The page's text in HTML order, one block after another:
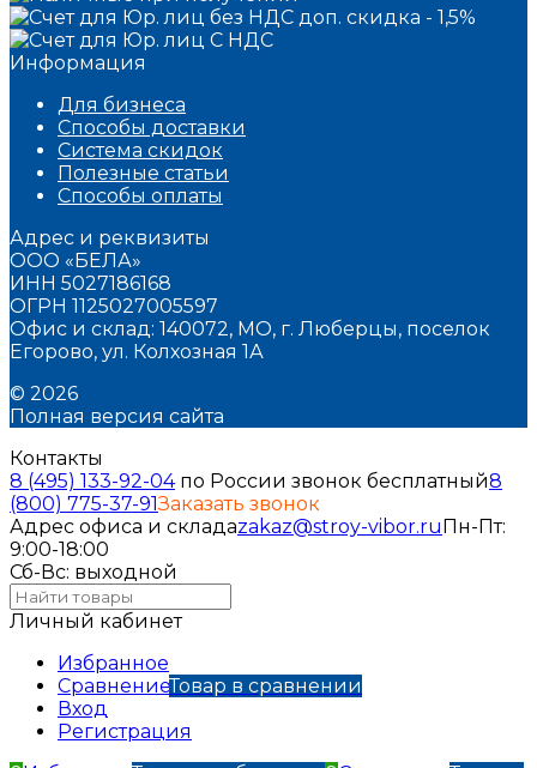
Информация
Для бизнеса
Способы доставки
Система скидок
Полезные статьи
Способы оплаты
Адрес и реквизиты
ООО «БЕЛА»
ИНН 5027186168
ОГРН 1125027005597
Офис и склад: 140072, МО, г. Люберцы, поселок
Егорово, ул. Колхозная 1А
© 2026
Полная версия сайта
Контакты
8 (495) 133-92-04по России звонок бесплатный8
(800) 775-37-91Заказать звонок
Адрес офиса и складаzakaz@stroy-vibor.ruПн-Пт:
9:00-18:00
Сб-Вс: выходной
Личный кабинет
Избранное
СравнениеТовар в сравнении
Вход
Регистрация